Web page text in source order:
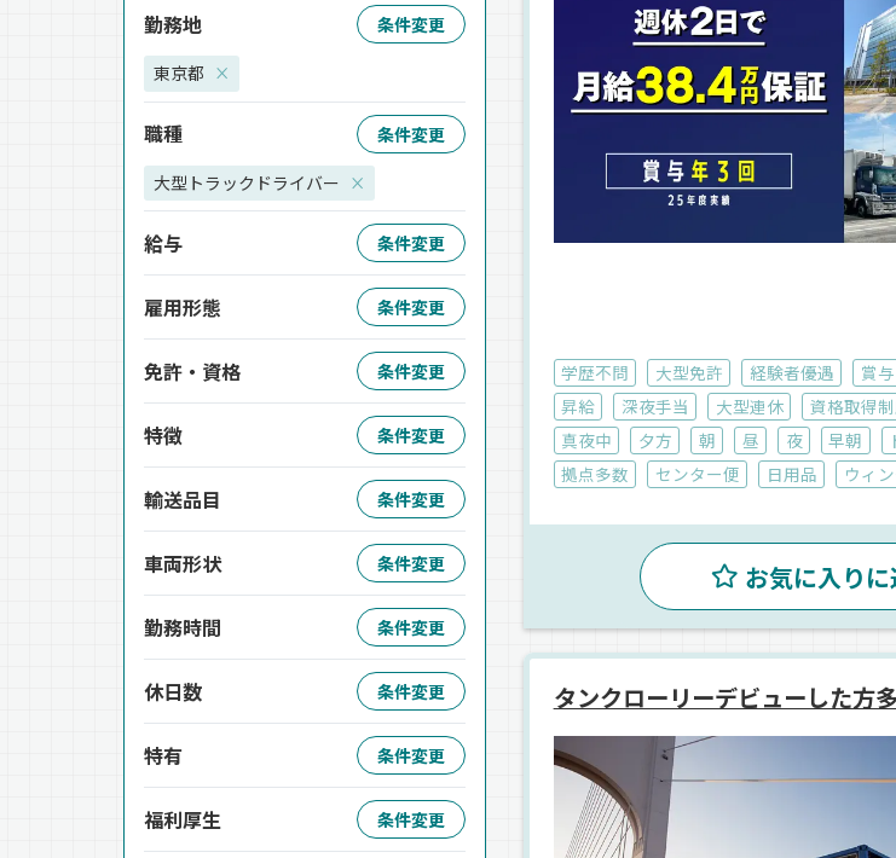
学歴不問 大型免許 経験者優遇 賞与
昇給
深夜手当 大型連休 資格取得
真夜中
夕方 朝 昼 夜 早朝
拠点多数
センター便 日用品 ウィ
お気に入り
タンクローリーデビューした方
勤務地 条件変更
東京都 ×
職種 条件変更
大型トラックドライバー ×
給与 条件変更
雇用形態 条件変更
免許・資格 条件変更
特徴 条件変更
輸送品目 条件変更
車両形状 条件変更
勤務時間 条件変更
休日数 条件変更
特有 条件変更
福利厚生 条件変更